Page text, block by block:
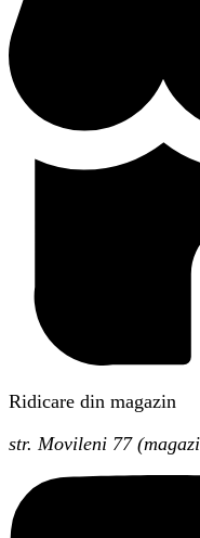
Ridicare din magazin
str. Movileni 77